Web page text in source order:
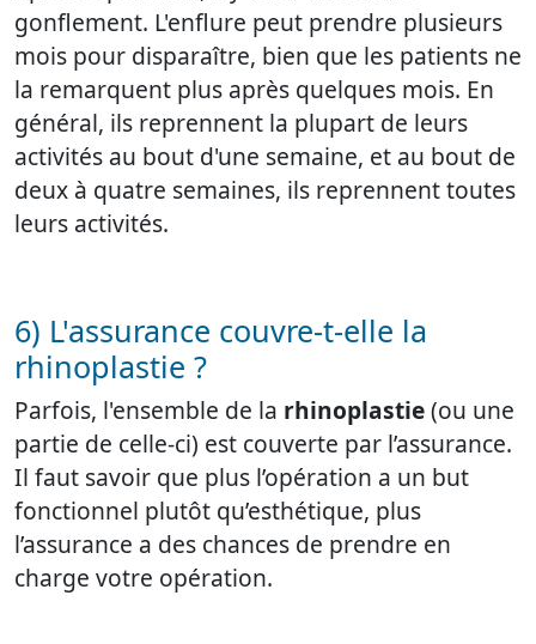
gonflement. L'enflure peut prendre plusieurs
mois pour disparaître, bien que les patients ne
la remarquent plus après quelques mois. En
général, ils reprennent la plupart de leurs
activités au bout d'une semaine, et au bout de
deux à quatre semaines, ils reprennent toutes
leurs activités.
6) L'assurance couvre-t-elle la
rhinoplastie ?
Parfois, l'ensemble de la rhinoplastie(ou une
partie de celle-ci) est couverte par l’assurance.
Il faut savoir que plus l’opération a un but
fonctionnel plutôt qu’esthétique, plus
l’assurance a des chances de prendre en
charge votre opération.